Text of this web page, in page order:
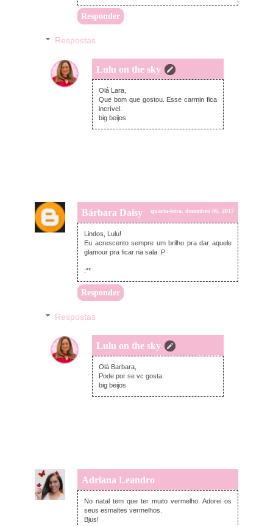
Responder
Respostas
Lulu on the sky
quarta-feira, dezembro 06, 2017
Olá Lara,
Que bom que gostou. Esse carmin fica
incrível.
big beijos
Bárbara Daisy quarta-feira, dezembro 06, 2017
Lindos, Lulu!
Eu acrescento sempre um brilho pra dar aquele
glamour pra ficar na sala :P
:**
Responder
Respostas
Lulu on the sky
quarta-feira, dezembro 06, 2017
Olá Barbara,
Pode por se vc gosta.
big beijos
Adriana Leandro
quarta-feira, dezembro 06, 2017
No natal tem que ter muito vermelho. Adorei os
seus esmaltes vermelhos.
Bjus!